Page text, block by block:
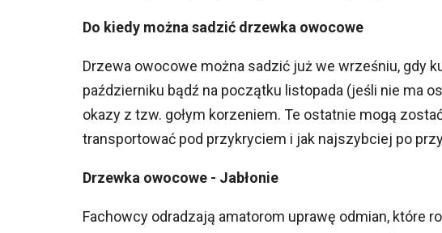
Do kiedy można sadzić drzewka owocowe
Drzewa owocowe można sadzić już we wrześniu, gdy
październiku bądź na początku listopada (jeśli nie ma
okazy z tzw. gołym korzeniem. Te ostatnie mogą
transportować pod przykryciem i jak najszybciej po
Drzewka owocowe - Jabłonie
Fachowcy odradzają amatorom uprawę odmian, które